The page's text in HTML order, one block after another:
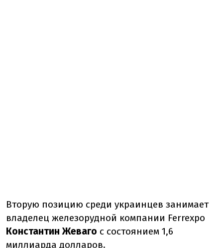
Вторую позицию среди украинцев занимает
владелец железорудной компании Ferrexpo
Константин Жеваго с состоянием 1,6
миллиарда долларов.